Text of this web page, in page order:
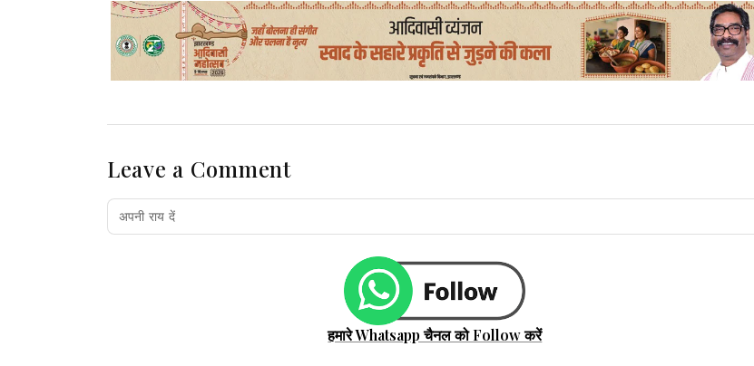
Leave a Comment
हमारे Whatsapp चैनल को Follow करें